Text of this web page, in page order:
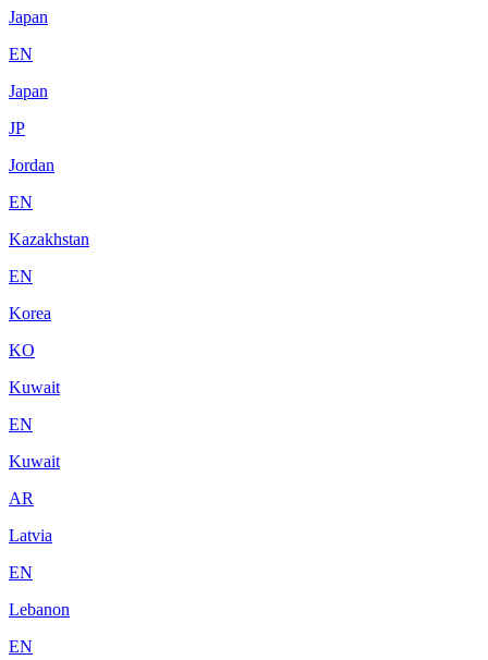
Japan
EN
Japan
JP
Jordan
EN
Kazakhstan
EN
Korea
KO
Kuwait
EN
Kuwait
AR
Latvia
EN
Lebanon
EN